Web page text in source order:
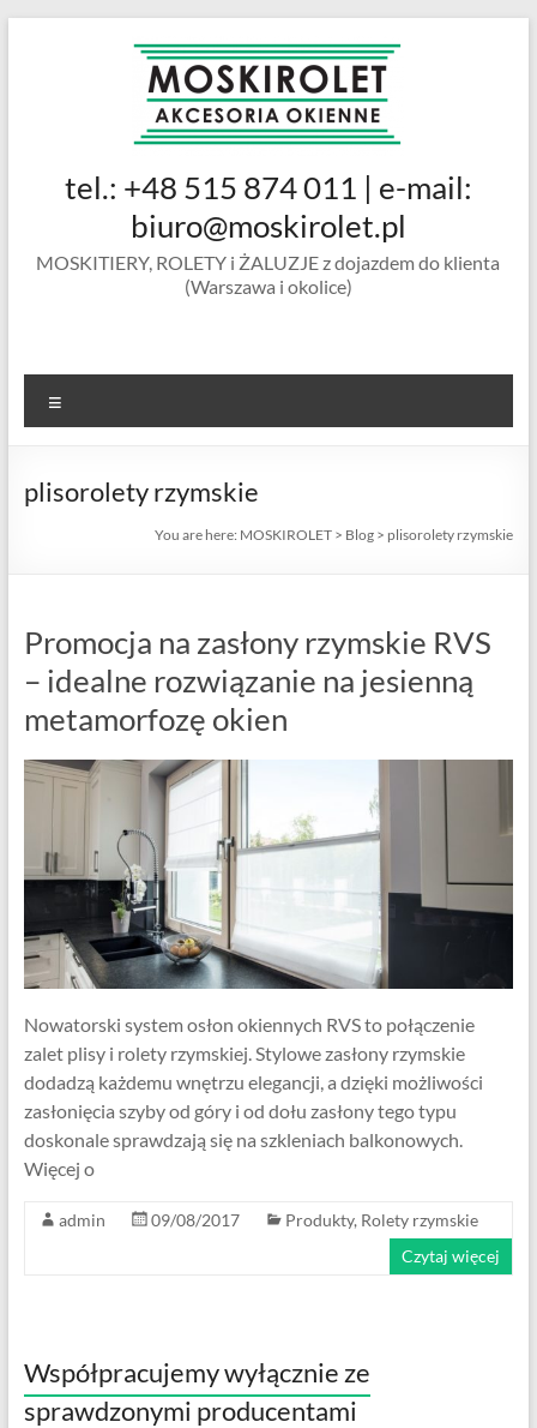
MOSKIROLET
siatki na
okienne |
ramkowe i
drzwiowe
tel.: +48 515 874 011 | e-mail:
biuro@moskirolet.pl
MOSKITIERY, ROLETY i ŻALUZJE z dojazdem do klienta
(Warszawa i okolice)
plisorolety rzymskie
You are here: MOSKIROLET > Blog > plisorolety rzymskie
Promocja na zasłony rzymskie RVS
– idealne rozwiązanie na jesienną
metamorfozę okien
Nowatorski system osłon okiennych RVS to połączenie
zalet plisy i rolety rzymskiej. Stylowe zasłony rzymskie
dodadzą każdemu wnętrzu elegancji, a dzięki możliwości
zasłonięcia szyby od góry i od dołu zasłony tego typu
doskonale sprawdzają się na szkleniach balkonowych.
Więcej o
admin 09/08/2017 Produkty, Rolety rzymskie
Czytaj więcej
Współpracujemy wyłącznie ze
sprawdzonymi producentami